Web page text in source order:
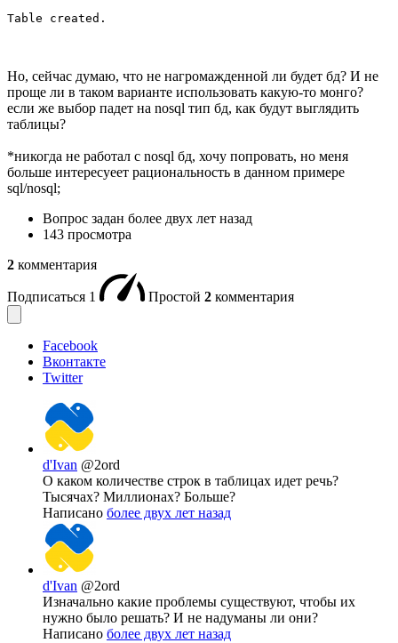
Table created.
Но, сейчас думаю, что не нагромажденной ли будет бд? И не
проще ли в таком варианте использовать какую-то монго?
если же выбор падет на nosql тип бд, как будут выглядить
таблицы?
*никогда не работал с nosql бд, хочу попровать, но меня
больше интересуеет рациональность в данном примере
sql/nosql;
Вопрос задан более двух лет назад
143 просмотра
2 комментария
Подписаться 1 Простой 2 комментария
Facebook
Вконтакте
Twitter
d'Ivan @2ord
О каком количестве строк в таблицах идет речь?
Тысячах? Миллионах? Больше?
Написано более двух лет назад
d'Ivan @2ord
Изначально какие проблемы существуют, чтобы их
нужно было решать? И не надуманы ли они?
Написано более двух лет назад